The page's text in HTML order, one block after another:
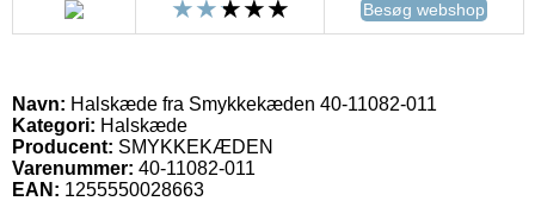
Besøg webshop
Navn: Halskæde fra Smykkekæden 40-11082-011
Kategori: Halskæde
Producent: SMYKKEKÆDEN
Varenummer: 40-11082-011
EAN: 1255550028663